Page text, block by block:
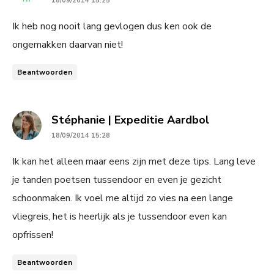
Ik heb nog nooit lang gevlogen dus ken ook de
ongemakken daarvan niet!
Beantwoorden
Stéphanie | Expeditie Aardbolsays:
18/09/2014 15:28
Ik kan het alleen maar eens zijn met deze tips. Lang leve
je tanden poetsen tussendoor en even je gezicht
schoonmaken. Ik voel me altijd zo vies na een lange
vliegreis, het is heerlijk als je tussendoor even kan
opfrissen!
Beantwoorden